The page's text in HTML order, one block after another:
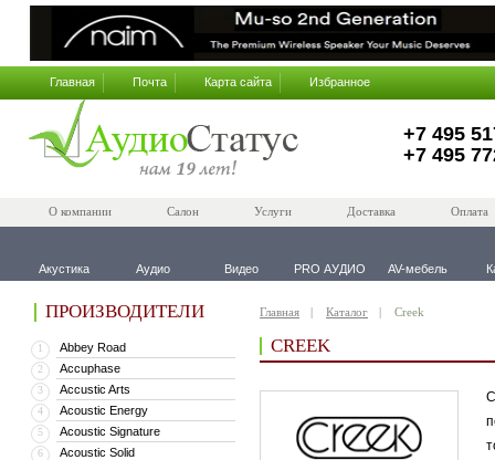
Главная Почта Карта сайта Избранное
+7 495
+7 495
О компании Салон Услуги Доставка Оплата
Акустика Аудио Видео PRO АУДИО AV-мебель
ПРОИЗВОДИТЕЛИ
1 Abbey Road
2 Accuphase
3 Accustic Arts
4 Acoustic Energy
5 Acoustic Signature
6 Acoustic Solid
Главная Каталог Creek
CREEK